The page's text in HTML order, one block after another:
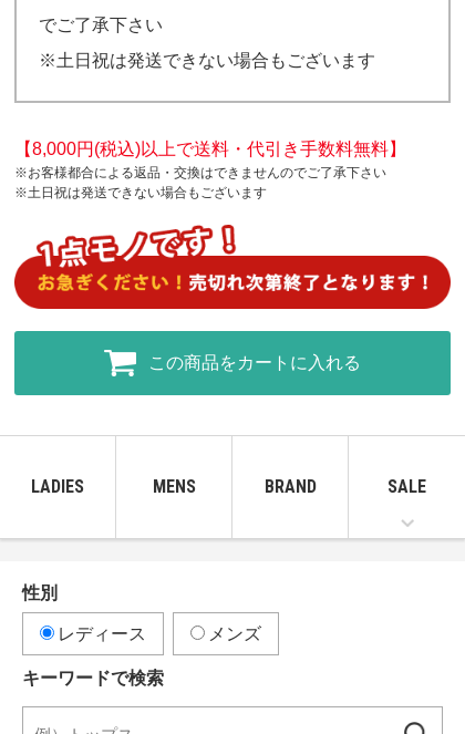
でご了承下さい
※土日祝は発送できない場合もございます
【8,000円(税込)以上で送料・代引き手数料無料】
※お客様都合による返品・交換はできませんのでご了承下さい
※土日祝は発送できない場合もございます
この商品をカートに入れる
LADIES MENS BRAND SALE
性別
レディース メンズ
キーワードで検索